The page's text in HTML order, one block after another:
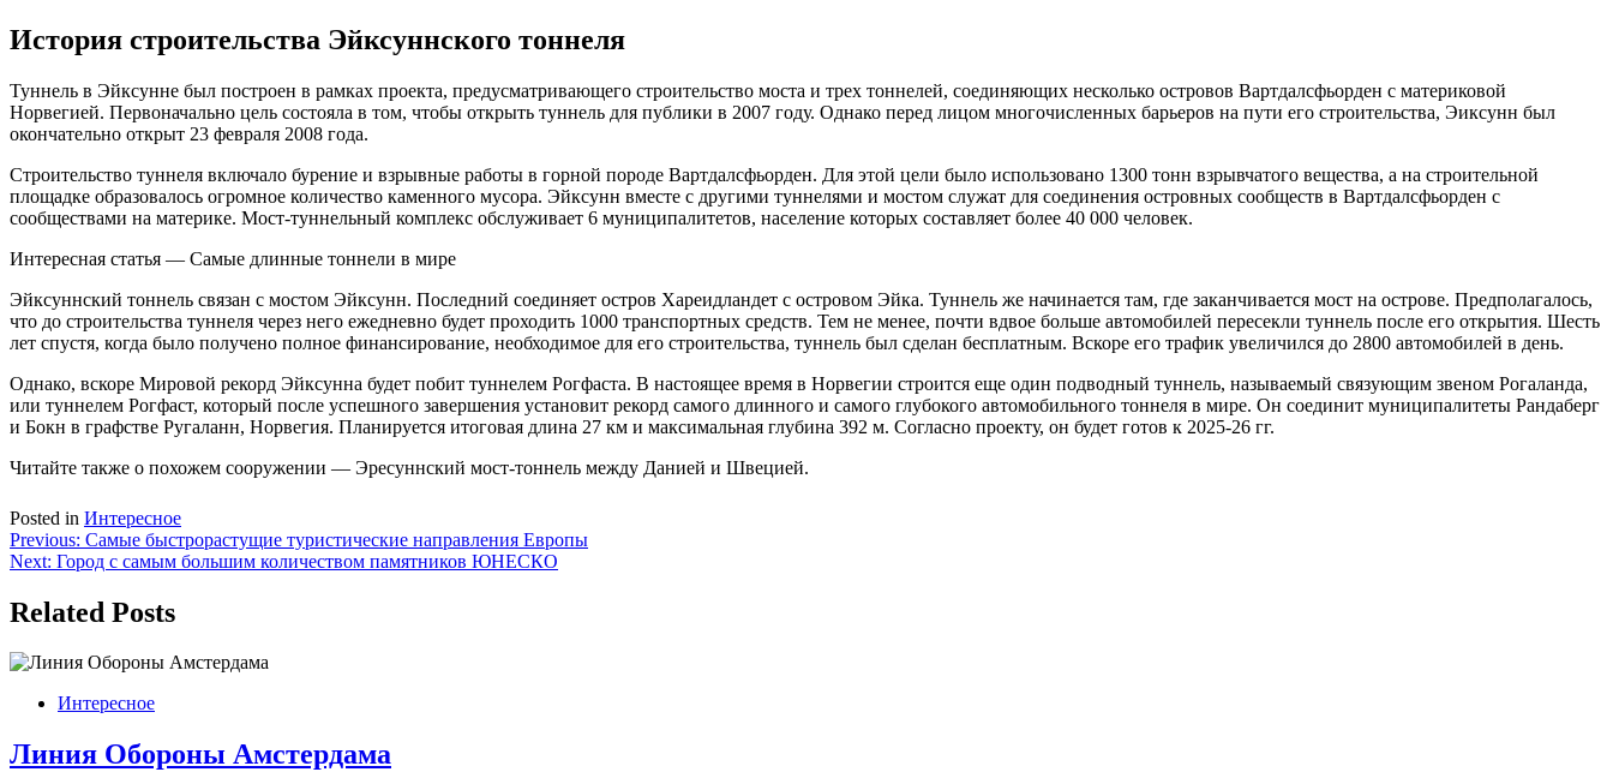
История строительства Эйксуннского тоннеля
Туннель в Эйксунне был построен в рамках проекта, предусматривающего строительство моста и трех тоннелей, соединяющих несколько островов Вартдалсфьорден с материковой
Норвегией. Первоначально цель состояла в том, чтобы открыть туннель для публики в 2007 году. Однако перед лицом многочисленных барьеров на пути его строительства, Эиксунн был
окончательно открыт 23 февраля 2008 года.
Строительство туннеля включало бурение и взрывные работы в горной породе Вартдалсфьорден. Для этой цели было использовано 1300 тонн взрывчатого вещества, а на строительной
площадке образовалось огромное количество каменного мусора. Эйксунн вместе с другими туннелями и мостом служат для соединения островных сообществ в Вартдалсфьорден с
сообществами на материке. Мост-туннельный комплекс обслуживает 6 муниципалитетов, население которых составляет более 40 000 человек.
Интересная статья — Самые длинные тоннели в мире
Эйксуннский тоннель связан с мостом Эйксунн. Последний соединяет остров Хареидландет с островом Эйка. Туннель же начинается там, где заканчивается мост на острове. Предполагалось,
что до строительства туннеля через него ежедневно будет проходить 1000 транспортных средств. Тем не менее, почти вдвое больше автомобилей пересекли туннель после его открытия. Шесть
лет спустя, когда было получено полное финансирование, необходимое для его строительства, туннель был сделан бесплатным. Вскоре его трафик увеличился до 2800 автомобилей в день.
Однако, вскоре Мировой рекорд Эйксунна будет побит туннелем Рогфаста. В настоящее время в Норвегии строится еще один подводный туннель, называемый связующим звеном Рогаланда,
или туннелем Рогфаст, который после успешного завершения установит рекорд самого длинного и самого глубокого автомобильного тоннеля в мире. Он соединит муниципалитеты Рандаберг
и Бокн в графстве Ругаланн, Норвегия. Планируется итоговая длина 27 км и максимальная глубина 392 м. Согласно проекту, он будет готов к 2025-26 гг.
Читайте также о похожем сооружении — Эресуннский мост-тоннель между Данией и Швецией.
Posted in Интересное
Навигация
по
записям
Previous: Самые быстрорастущие туристические направления Европы
Next: Город с самым большим количеством памятников ЮНЕСКО
Related Posts
Интересное
Линия Обороны Амстердама